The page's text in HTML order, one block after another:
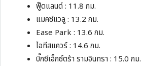
ฟู๊ดแลนด์ : 11.8 กม.
แมคซ์แวลู : 13.2 กม.
Ease Park : 13.6 กม.
ไอทีสแควร์ : 14.6 กม.
บิ๊กซีเอ็กซ์ตร้า รามอินทรา : 15.0 กม.